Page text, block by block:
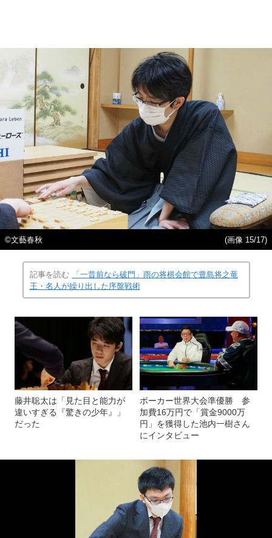
©文藝春秋 (画像 15/17)
記事を読む
「一昔前なら破門」雨の将棋会館で豊島将之竜
王・名人が繰り出した序盤戦術
藤井聡太は「見た目と能力が
違いすぎる『驚きの少年』」
だった
ポーカー世界大会準優勝 参
加費16万円で「賞金9000万
円」を獲得した池内一樹さん
にインタビュー